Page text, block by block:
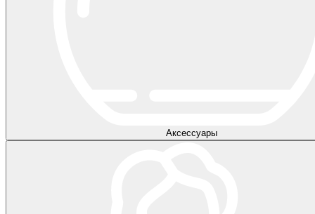
Аксессуары